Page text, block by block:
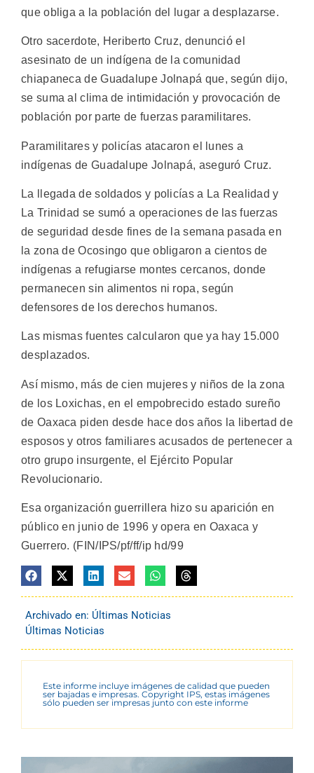
que obliga a la población del lugar a desplazarse.
Otro sacerdote, Heriberto Cruz, denunció el
asesinato de un indígena de la comunidad
chiapaneca de Guadalupe Jolnapá que, según dijo,
se suma al clima de intimidación y provocación de
población por parte de fuerzas paramilitares.
Paramilitares y policías atacaron el lunes a
indígenas de Guadalupe Jolnapá, aseguró Cruz.
La llegada de soldados y policías a La Realidad y
La Trinidad se sumó a operaciones de las fuerzas
de seguridad desde fines de la semana pasada en
la zona de Ocosingo que obligaron a cientos de
indígenas a refugiarse montes cercanos, donde
permanecen sin alimentos ni ropa, según
defensores de los derechos humanos.
Las mismas fuentes calcularon que ya hay 15.000
desplazados.
Así mismo, más de cien mujeres y niños de la zona
de los Loxichas, en el empobrecido estado sureño
de Oaxaca piden desde hace dos años la libertad de
esposos y otros familiares acusados de pertenecer a
otro grupo insurgente, el Ejército Popular
Revolucionario.
Esa organización guerrillera hizo su aparición en
público en junio de 1996 y opera en Oaxaca y
Guerrero. (FIN/IPS/pf/ff/ip hd/99
Archivado en: Últimas Noticias
Últimas Noticias
Este informe incluye imágenes de calidad que pueden
ser bajadas e impresas. Copyright IPS, estas imágenes
sólo pueden ser impresas junto con este informe